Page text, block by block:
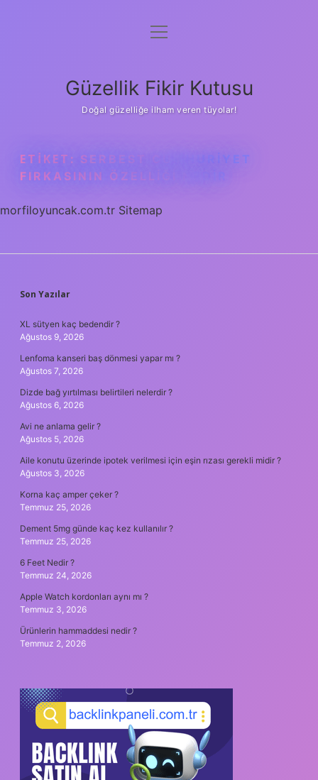
Anasayfa
Yasal Uyarı
menüyü
Güzellik Fikir Kutusu
Doğal güzelliğe ilham veren tüyolar!
ETIKET: SERBEST CUMHURIYET
FIRKASININ ÖZELLIĞI NEDIR
morfiloyuncak.com.tr Sitemap
SIDEBAR
Son Yazılar
XL sütyen kaç bedendir ?
Ağustos 9, 2026
Lenfoma kanseri baş dönmesi yapar mı ?
Ağustos 7, 2026
Dizde bağ yırtılması belirtileri nelerdir ?
Ağustos 6, 2026
Avi ne anlama gelir ?
Ağustos 5, 2026
Aile konutu üzerinde ipotek verilmesi için eşin rızası gerekli midir ?
Ağustos 3, 2026
Korna kaç amper çeker ?
Temmuz 25, 2026
Dement 5mg günde kaç kez kullanılır ?
Temmuz 25, 2026
6 Feet Nedir ?
Temmuz 24, 2026
Apple Watch kordonları aynı mı ?
Temmuz 3, 2026
Ürünlerin hammaddesi nedir ?
Temmuz 2, 2026